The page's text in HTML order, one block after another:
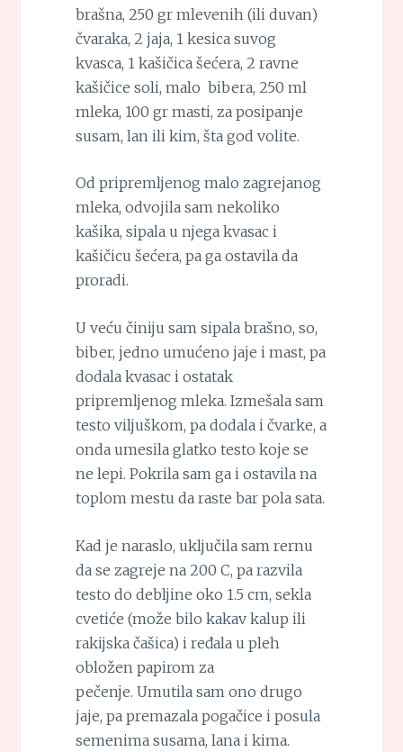
brašna, 250 gr mlevenih (ili duvan)
čvaraka, 2 jaja, 1 kesica suvog
kvasca, 1 kašičica šećera, 2 ravne
kašičice soli, malo bibera, 250 ml
mleka, 100 gr masti, za posipanje
susam, lan ili kim, šta god volite.
Od pripremljenog malo zagrejanog
mleka, odvojila sam nekoliko
kašika, sipala u njega kvasac i
kašičicu šećera, pa ga ostavila da
proradi.
U veću činiju sam sipala brašno, so,
biber, jedno umućeno jaje i mast, pa
dodala kvasac i ostatak
pripremljenog mleka. Izmešala sam
testo viljuškom, pa dodala i čvarke, a
onda umesila glatko testo koje se
ne lepi. Pokrila sam ga i ostavila na
toplom mestu da raste bar pola sata.
Kad je naraslo, uključila sam rernu
da se zagreje na 200 C, pa razvila
testo do debljine oko 1.5 cm, sekla
cvetiće (može bilo kakav kalup ili
rakijska čašica) i ređala u pleh
obložen papirom za
pečenje. Umutila sam ono drugo
jaje, pa premazala pogačice i posula
semenima susama, lana i kima.